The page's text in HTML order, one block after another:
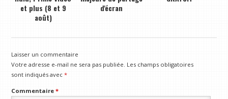
et plus (8 et 9
août)
d'écran
Laisser un commentaire
Votre adresse e-mail ne sera pas publiée. Les champs obligatoires
sont indiqués avec*
Commentaire*